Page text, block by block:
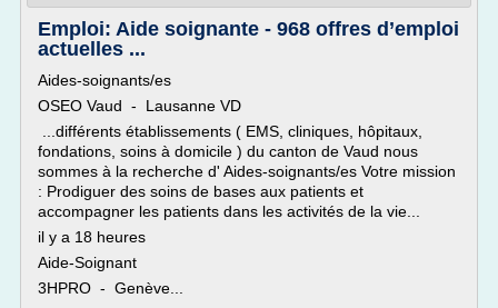
Emploi: Aide soignante - 968 offres d’emploi
actuelles ...
Aides-soignants/es
OSEO Vaud - Lausanne VD
...différents établissements ( EMS, cliniques, hôpitaux,
fondations, soins à domicile ) du canton de Vaud nous
sommes à la recherche d' Aides-soignants/es Votre mission
: Prodiguer des soins de bases aux patients et
accompagner les patients dans les activités de la vie...
il y a 18 heures
Aide-Soignant
3HPRO - Genève...